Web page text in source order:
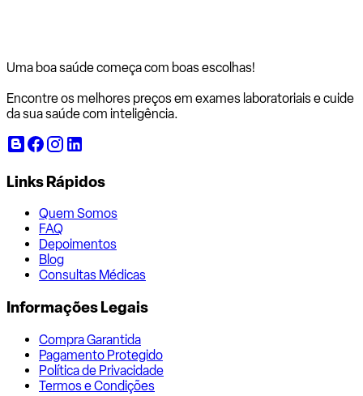
Uma boa saúde começa com boas escolhas!
Encontre os melhores preços em exames laboratoriais e cuide
da sua saúde com inteligência.
Links Rápidos
Quem Somos
FAQ
Depoimentos
Blog
Consultas Médicas
Informações Legais
Compra Garantida
Pagamento Protegido
Política de Privacidade
Termos e Condições